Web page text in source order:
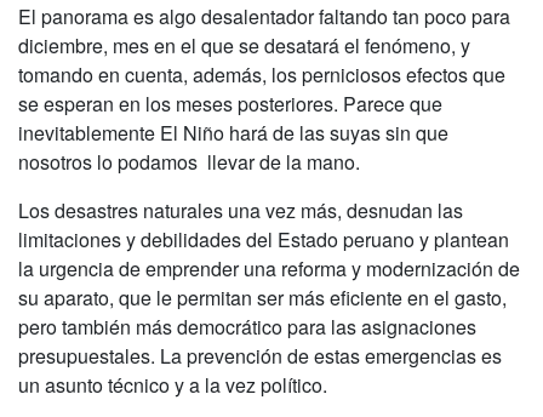
El panorama es algo desalentador faltando tan poco para
diciembre, mes en el que se desatará el fenómeno, y
tomando en cuenta, además, los perniciosos efectos que
se esperan en los meses posteriores. Parece que
inevitablemente El Niño hará de las suyas sin que
nosotros lo podamos llevar de la mano.
Los desastres naturales una vez más, desnudan las
limitaciones y debilidades del Estado peruano y plantean
la urgencia de emprender una reforma y modernización de
su aparato, que le permitan ser más eficiente en el gasto,
pero también más democrático para las asignaciones
presupuestales. La prevención de estas emergencias es
un asunto técnico y a la vez político.